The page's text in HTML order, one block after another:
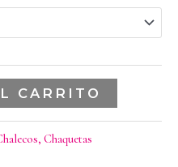
CARRITO
Chaquetas